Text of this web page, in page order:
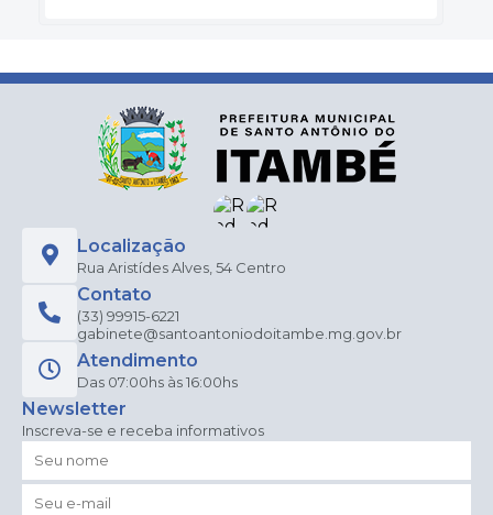
Localização
Rua Aristídes Alves, 54 Centro
Contato
(33) 99915-6221
gabinete@santoantoniodoitambe.mg.gov.br
Atendimento
Das 07:00hs às 16:00hs
Newsletter
Inscreva-se e receba informativos